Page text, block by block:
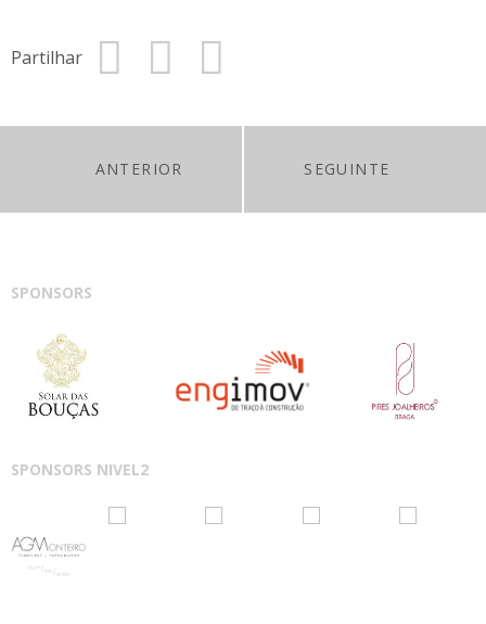
Partilhar
ANTERIOR SEGUINTE
SPONSORS
SPONSORS NIVEL2